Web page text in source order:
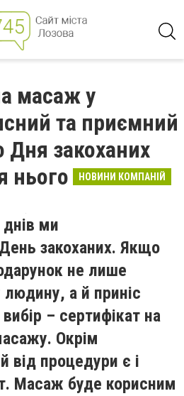
масаж у
та приємний
Дня закоханих
нього
НОВИНИ КОМПАНІЙ
ми
закоханих. Якщо
не лише
людину, а й приніс
– сертифікат на
Окрім
від процедури є і
Масаж буде корисним